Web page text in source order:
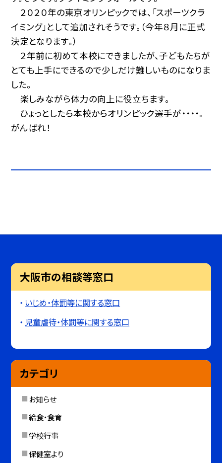
２０２０年の東京オリンピックでは、「スポーツクラ
イミング」として追加されそうです。（今年８月に正式
決定となります。）
２年前に初めて本校にできましたが、子どもたちが
とても上手にできるので少しだけ難しいものになりま
した。
楽しみながら体力の向上に役立ちます。
ひょっとしたら本校からオリンピック選手が・・・・。
がんばれ！
大阪市の相談等窓口
いじめ・体罰等に関する窓口
児童虐待・体罰等に関する窓口
カテゴリ
お知らせ
給食・食育
学校行事
保健室より